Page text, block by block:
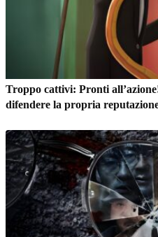
Troppo cattivi: Pronti
difendere la propria